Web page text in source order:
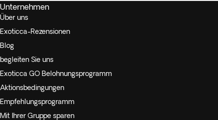
Unternehmen
Über uns
Exoticca-Rezensionen
Blog
begleiten Sie uns
Exoticca GO Belohnungsprogramm
Aktionsbedingungen
Empfehlungsprogramm
Mit Ihrer Gruppe sparen